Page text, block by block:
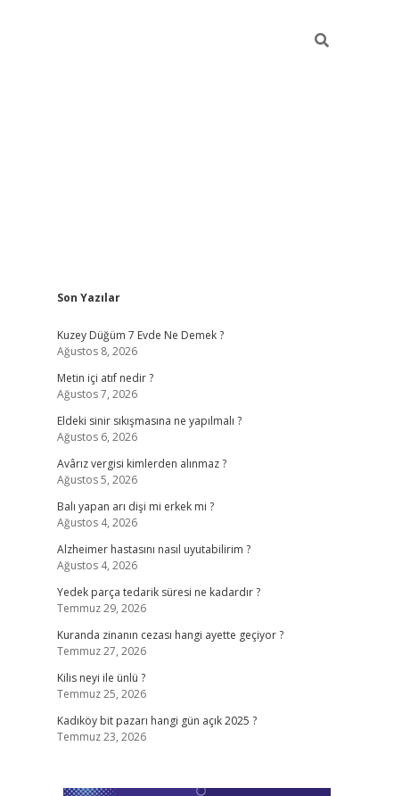
Sidebar
Son Yazılar
Kuzey Düğüm 7 Evde Ne Demek ?
Ağustos 8, 2026
Metin içi atıf nedir ?
Ağustos 7, 2026
Eldeki sinir sıkışmasına ne yapılmalı ?
Ağustos 6, 2026
Avârız vergisi kimlerden alınmaz ?
Ağustos 5, 2026
Balı yapan arı dişi mi erkek mi ?
Ağustos 4, 2026
Alzheimer hastasını nasıl uyutabilirim ?
Ağustos 4, 2026
Yedek parça tedarik süresi ne kadardır ?
Temmuz 29, 2026
Kuranda zinanın cezası hangi ayette geçiyor ?
Temmuz 27, 2026
Kilis neyi ile ünlü ?
Temmuz 25, 2026
Kadıköy bit pazarı hangi gün açık 2025 ?
Temmuz 23, 2026